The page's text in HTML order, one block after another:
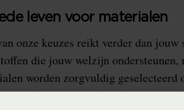
leven voor materialen
onze keuzes reikt verder dan
die jouw welzijn
worden zorgvuldig geselecteerd
door recycling of